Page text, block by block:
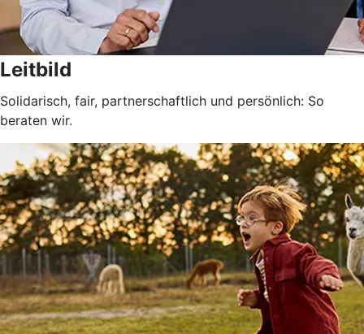
Leitbild
Solidarisch, fair, partnerschaftlich und persönlich: So
beraten wir.